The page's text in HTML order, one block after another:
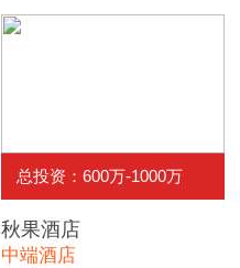
总投资：600万-1000万
秋果酒店
中端酒店